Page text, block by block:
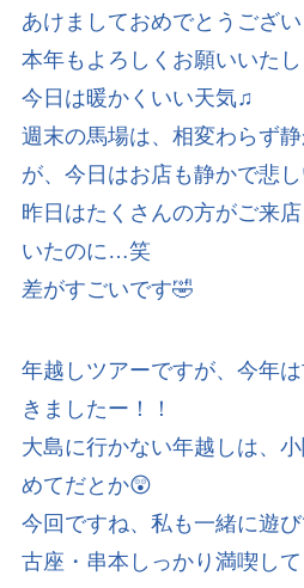
あけましておめでとうござい
本年もよろしくお願いいたし
今日は暖かくいい天気♫
週末の馬場は、相変わらず
が、今日はお店も静かで悲
昨日はたくさんの方がご来
いたのに…笑
差がすごいです🤣
年越しツアーですが、今年
きましたー！！
大島に行かない年越しは、
めてだとか😲
今回ですね、私も一緒に遊
古座・串本しっかり満喫し